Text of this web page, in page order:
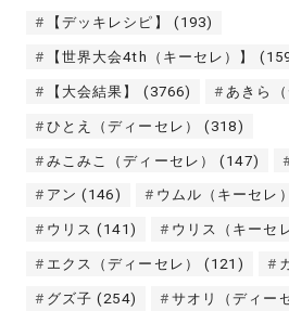
【デッキレシピ】 (193)
【世界大会4th（キーセレ）】
【大会結果】 (3766) あきら（
ひとえ（ディーセレ） (318)
みこみこ（ディーセレ） (147)
アン (146) ウムル（キーセレ）
ウリス (141) ウリス（キーセ
エクス（ディーセレ） (121)
グズ子 (254) サオリ（ディー